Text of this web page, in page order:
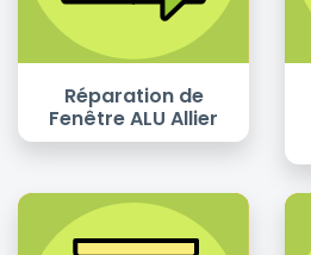
Réparation de
Fenêtre ALU Allier